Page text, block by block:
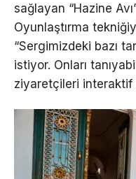
sağlayan “Hazine
Oyunlaştırma
“Sergimizdeki bazı
istiyor. Onları
ziyaretçileri interaktif